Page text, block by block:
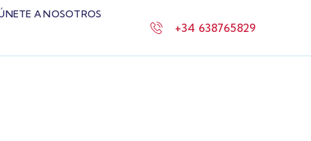
A NOSOTROS
+34 638765829